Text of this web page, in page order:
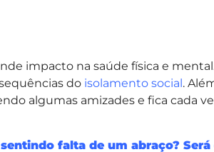
impacto na saúde física e
do isolamento social .
algumas amizades e fica cada
falta de um abraço?